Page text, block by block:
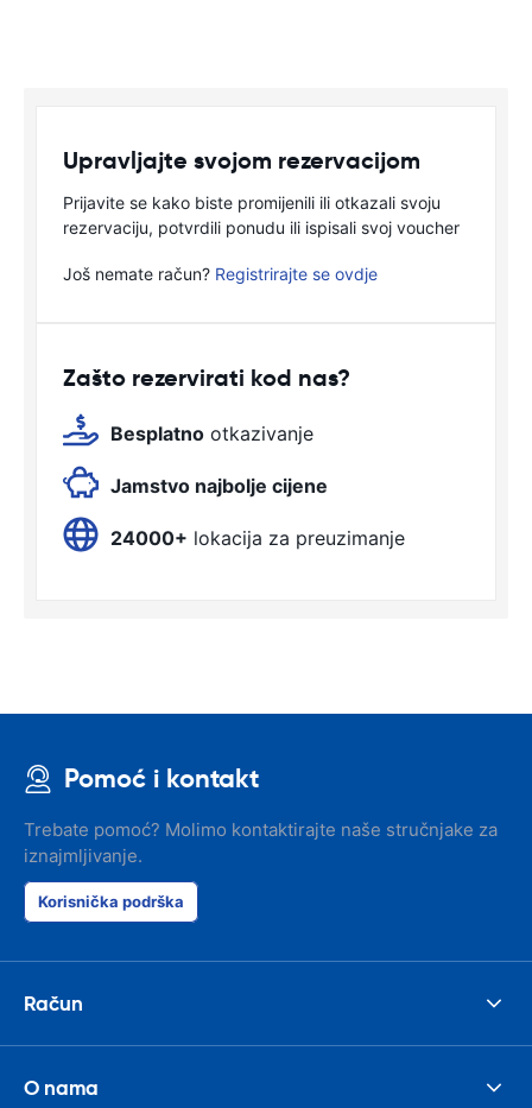
Upravljajte svojom rezervacijom
Prijavite se kako biste promijenili ili otkazali svoju
rezervaciju, potvrdili ponudu ili ispisali svoj voucher
Još nemate račun? Registrirajte se ovdje
Zašto rezervirati kod nas?
Besplatno otkazivanje
Jamstvo najbolje cijene
24000+ lokacija za preuzimanje
Pomoć i kontakt
Trebate pomoć? Molimo kontaktirajte naše stručnjake za
iznajmljivanje.
Korisnička podrška
Račun
O nama